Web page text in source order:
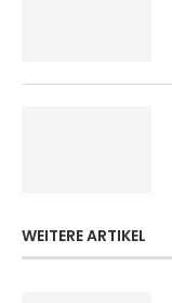
WEITERE ARTIKEL